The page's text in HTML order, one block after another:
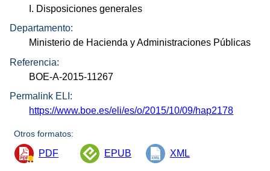
I. Disposiciones generales
Departamento:
Ministerio de Hacienda y Administraciones Públicas
Referencia:
BOE-A-2015-11267
Permalink ELI:
https://www.boe.es/eli/es/o/2015/10/09/hap2178
Otros formatos:
PDF EPUB XML